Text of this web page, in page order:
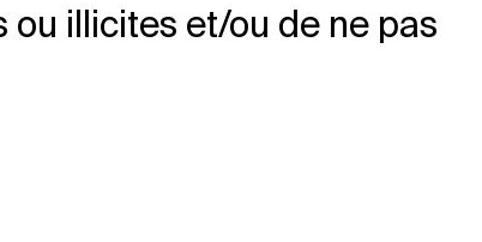
illicites et/ou de ne pas